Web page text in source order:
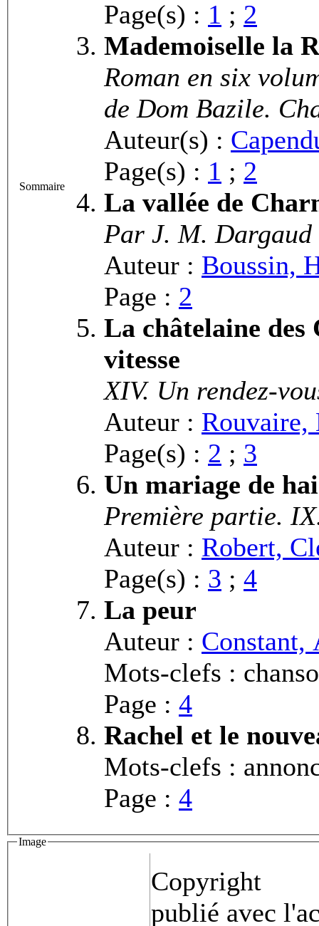
Sommaire
Page(s) : 1 ; 2
Mademoiselle la
Roman en six
de Dom Bazile.
Auteur(s) :
Page(s) : 1 ; 2
La vallée de
Par J. M. Dargaud
Auteur : Boussin,
Page : 2
La châtelaine des
vitesse
XIV. Un rendez-
Auteur : Rouvaire,
Page(s) : 2 ; 3
Un mariage de
Première partie.
Auteur : Robert,
Page(s) : 3 ; 4
La peur
Auteur : Constant,
Mots-clefs :
Page : 4
Rachel et le
Mots-clefs :
Page : 4
Image
Copyright
publié avec